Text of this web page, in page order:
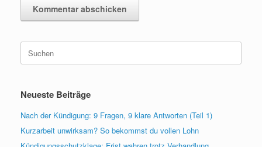
Suchen
nach:
Neueste Beiträge
Nach der Kündigung: 9 Fragen, 9 klare Antworten (Teil 1)
Kurzarbeit unwirksam? So bekommst du vollen Lohn